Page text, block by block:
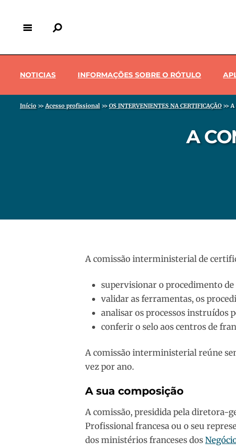
principal
NOTICIAS INFORMAÇÕES SOBRE O RÓTULO
Trilha de navegação
Início >> Acesso profissional >> OS INTERVENIENTES NA CERTIFICAÇÃO >> A
A
A comissão interministerial de
supervisionar o procedimento
validar as ferramentas, os
analisar os processos instruídos
conferir o selo aos centros de
A comissão interministerial reúne
vez por ano.
A sua composição
A comissão, presidida pela diretora-
Profissional francesa ou o seu
dos ministérios franceses dos